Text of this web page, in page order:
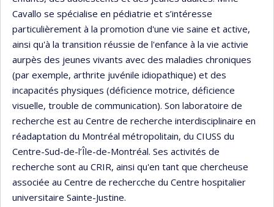
Cavallo se spécialise en pédiatrie et s’intéresse
particulièrement à la promotion d'une vie saine et active,
ainsi qu'à la transition réussie de l'enfance à la vie activie
aurpès des jeunes vivants avec des maladies chroniques
(par exemple, arthrite juvénile idiopathique) et des
incapacités physiques (déficience motrice, déficience
visuelle, trouble de communication). Son laboratoire de
recherche est au Centre de recherche interdisciplinaire en
réadaptation du Montréal métropolitain, du CIUSS du
Centre-Sud-de-l’Île-de-Montréal. Ses activités de
recherche sont au CRIR, ainsi qu'en tant que chercheuse
associée au Centre de rechercche du Centre hospitalier
universitaire Sainte-Justine.